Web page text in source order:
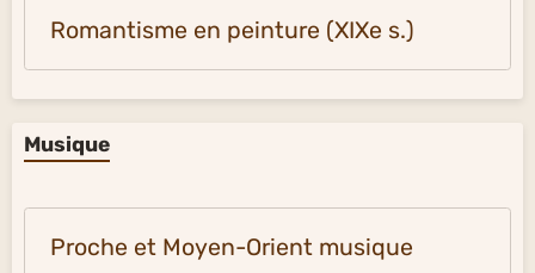
Romantisme en peinture (XIXe s.)
Musique
Proche et Moyen-Orient musique